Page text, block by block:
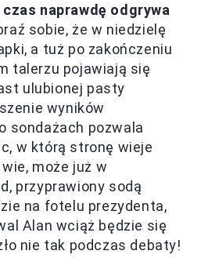
czas naprawdę odgrywa
sobie, że w niedzielę
a tuż po zakończeniu
talerzu pojawiają się
ulubionej pasty
wyników
sondażach pozwala
w którą stronę wieje
może już w
przyprawiony sodą
na fotelu prezydenta,
Alan wciąż będzie się
nie tak podczas debaty!